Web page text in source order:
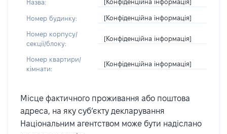
Назва: [Конфіденційна інформація]
Номер будинку: [Конфіденційна інформація]
Номер корпусу/
секції/блоку:
[Конфіденційна інформація]
Номер квартири/
кімнати:
[Конфіденційна інформація]
Місце фактичного проживання або поштова
адреса, на яку суб’єкту декларування
Національним агентством може бути надіслано